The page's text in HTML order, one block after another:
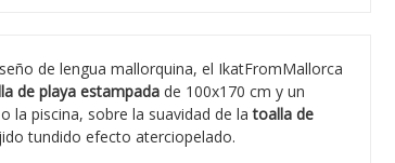
de lengua mallorquina, el IkatFromMallorca
de playa estampada de 100x170 cm y un
la piscina, sobre la suavidad de latoalla de
tundido efecto aterciopelado.